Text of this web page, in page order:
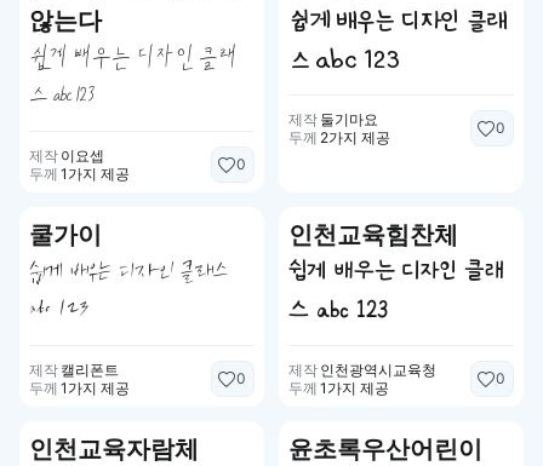
않는다
쉽게 배우는 디자인 클래
스 abc 123
제작 이요셉
두께 1가지 제공
0
쉽게 배우는 디자인 클래
스 abc 123
제작 둘기마요
두께 2가지 제공
0
쿨가이
쉽게 배우는 디자인 클래스
abc 123
제작 캘리폰트
두께 1가지 제공
0
인천교육힘찬체
쉽게 배우는 디자인 클래
스 abc 123
제작 인천광역시교육청
두께 1가지 제공
0
인천교육자람체
윤초록우산어린이